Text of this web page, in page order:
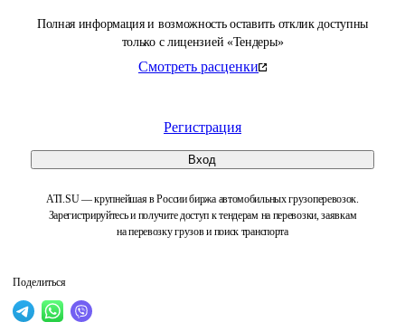
Полная информация и возможность оставить отклик доступны
только с лицензией «Тендеры»
Смотреть расценки
Регистрация
Вход
ATI.SU — крупнейшая в России биржа автомобильных грузоперевозок.
Зарегистрируйтесь и получите доступ к тендерам на перевозки, заявкам
на перевозку грузов и поиск транспорта
Поделиться